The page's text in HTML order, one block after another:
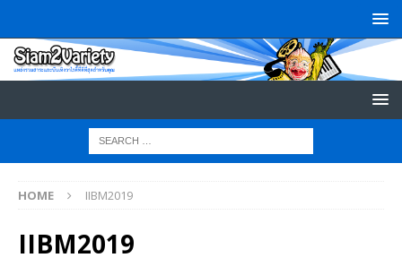
HOME IIBM2019
IIBM2019